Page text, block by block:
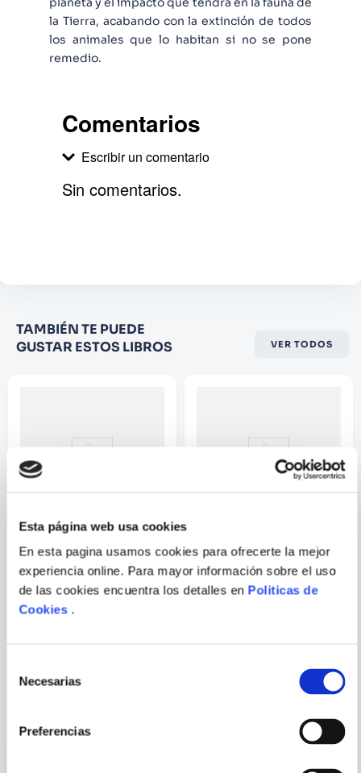
Esta página web usa cookies
En esta pagina usamos cookies para ofrecerte la mejor
experiencia online. Para mayor información sobre el uso
de las cookies encuentra los detalles en Politicas de
Cookies.
Necesarias
Preferencias
la Tierra, acabando con la extinción de todos
los animales que lo habitan si no se pone
remedio.
Comentarios
Escribir un comentario
Califique el producto de 1 a 5
estrellas
Correo electrónico
Sin comentarios.
TAMBIÉN TE PUEDE
GUSTAR ESTOS LIBROS
VER TODOS
GUIA DEFINITIVA DEL REINO
ANIMAL
REPTILES Y ANFIBIOS
PORQUE TAMBIÉN